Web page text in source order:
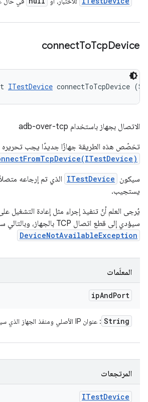
connectToTcpDevice
ITestDevice connectToTcpDevice
الاتصال بجهاز باستخدام adb-over-tcp
تخصّص هذه الطريقة جهازًا جديدًا يجب تحريره
سيكون ITestDevice الذي تم إرجاعه
يستجيب.
سيؤدي إلى قطع اتصال TCP بالجهاز، وبالتالي سيحدث
DeviceNotAvailableException
المعلَمات
ipAndPort
String : عنوان IP الأصلي ومنفذ الجهاز الذي سيتم الاتصال به
المرتجعات
ITestDevice